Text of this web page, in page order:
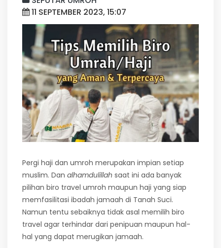
11 SEPTEMBER 2023, 15:07
Pergi haji dan umroh merupakan impian setiap
muslim. Dan alhamdulillah saat ini ada banyak
pilihan biro travel umroh maupun haji yang siap
memfasilitasi ibadah jamaah di Tanah Suci.
Namun tentu sebaiknya tidak asal memilih biro
travel agar terhindar dari penipuan maupun hal-
hal yang dapat merugikan jamaah.